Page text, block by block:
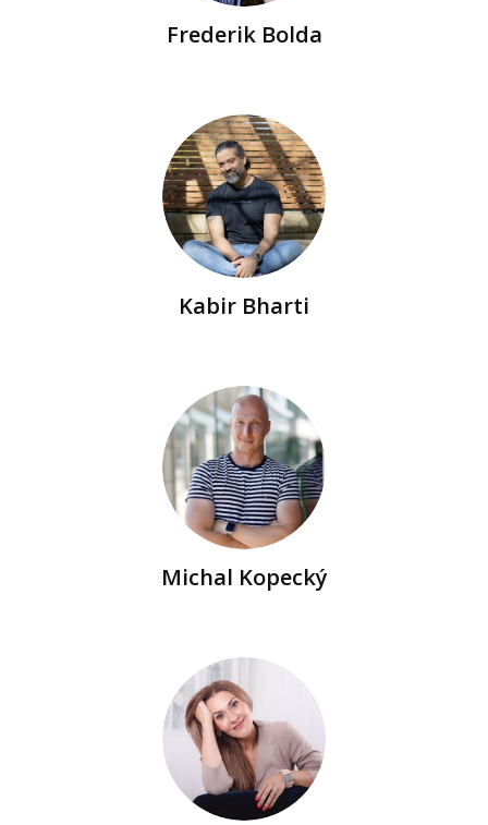
Frederik Bolda
Kabir Bharti
Michal Kopecký